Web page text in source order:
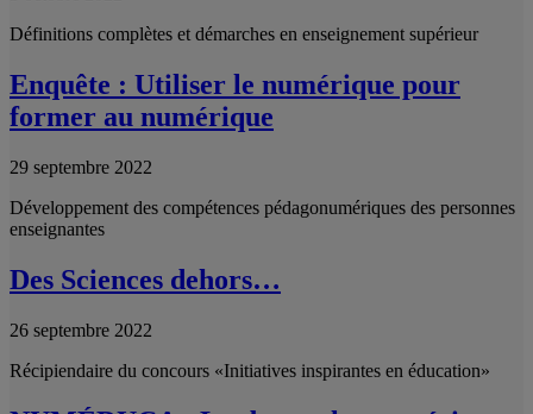
Définitions complètes et démarches en enseignement supérieur
Enquête : Utiliser le numérique pour
former au numérique
29 septembre 2022
Développement des compétences pédagonumériques des personnes
enseignantes
Des Sciences dehors…
26 septembre 2022
Récipiendaire du concours «Initiatives inspirantes en éducation»